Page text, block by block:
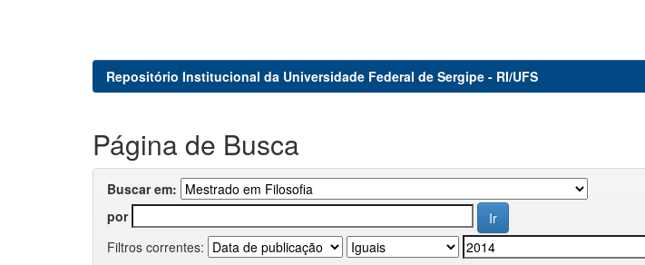
Repositório Institucional da Universidade Federal de Sergipe - RI/UFS
Página de Busca
Buscar em:
por
Filtros correntes: